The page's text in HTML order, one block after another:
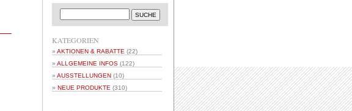
KATEGORIEN
AKTIONEN & RABATTE (22)
ALLGEMEINE INFOS (122)
AUSSTELLUNGEN (10)
NEUE PRODUKTE (310)